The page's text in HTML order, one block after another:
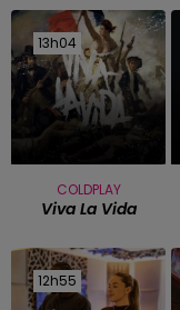
13h04
13h04
COLDPLAY
Viva La Vida
12h55
12h55